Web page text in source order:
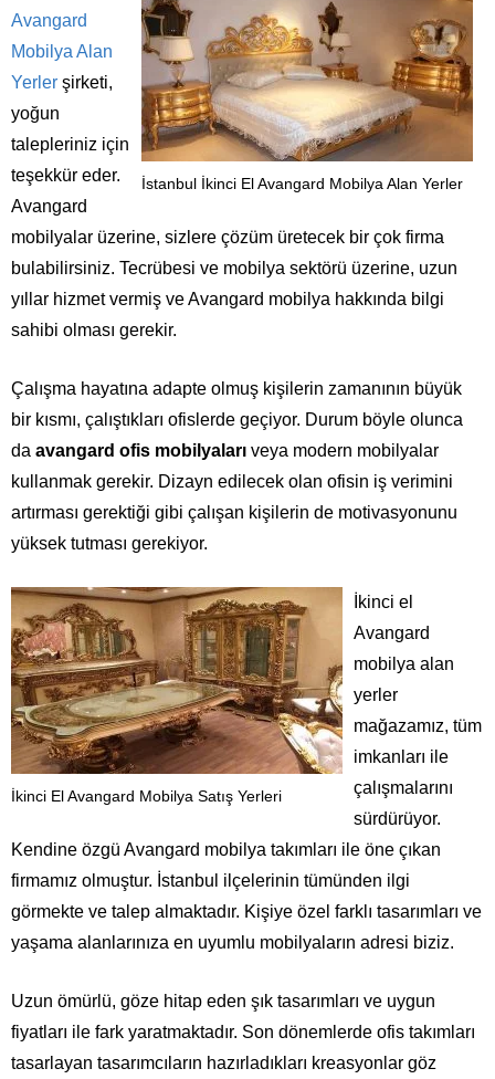
İstanbul İkinci El Avangard Mobilya Alan Yerler
Avangard
Mobilya Alan
Yerler şirketi,
yoğun
talepleriniz için
teşekkür eder.
Avangard
mobilyalar üzerine, sizlere çözüm üretecek bir çok firma
bulabilirsiniz. Tecrübesi ve mobilya sektörü üzerine, uzun
yıllar hizmet vermiş ve Avangard mobilya hakkında bilgi
sahibi olması gerekir.
Çalışma hayatına adapte olmuş kişilerin zamanının büyük
bir kısmı, çalıştıkları ofislerde geçiyor. Durum böyle olunca
da avangard ofis mobilyaları veya modern mobilyalar
kullanmak gerekir. Dizayn edilecek olan ofisin iş verimini
artırması gerektiği gibi çalışan kişilerin de motivasyonunu
yüksek tutması gerekiyor.
İkinci El Avangard Mobilya Satış Yerleri
İkinci el
Avangard
mobilya alan
yerler
mağazamız, tüm
imkanları ile
çalışmalarını
sürdürüyor.
Kendine özgü Avangard mobilya takımları ile öne çıkan
firmamız olmuştur. İstanbul ilçelerinin tümünden ilgi
görmekte ve talep almaktadır. Kişiye özel farklı tasarımları ve
yaşama alanlarınıza en uyumlu mobilyaların adresi biziz.
Uzun ömürlü, göze hitap eden şık tasarımları ve uygun
fiyatları ile fark yaratmaktadır. Son dönemlerde ofis takımları
tasarlayan tasarımcıların hazırladıkları kreasyonlar göz